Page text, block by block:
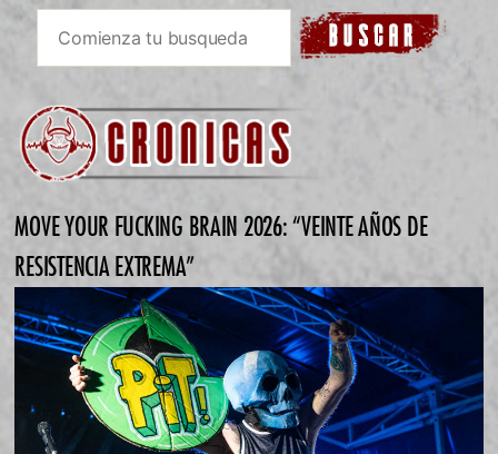
MOVE YOUR FUCKING BRAIN 2026: “VEINTE AÑOS DE
RESISTENCIA EXTREMA”